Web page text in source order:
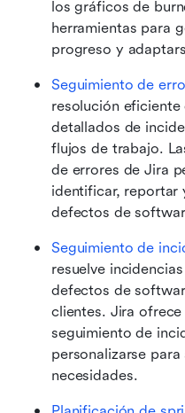
los gráficos de
herramientas para
progreso y
Seguimiento de
resolución
detallados de
flujos de trabajo.
de errores de Jira
identificar, reportar
defectos de
Seguimiento de
resuelve
defectos de
clientes. Jira
seguimiento de
personalizarse
necesidades.